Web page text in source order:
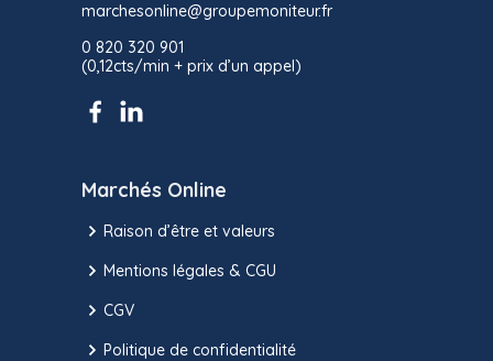
marchesonline@groupemoniteur.fr
0 820 320 901
(0,12cts/min + prix d’un appel)
Marchés Online
Raison d’être et valeurs
Mentions légales & CGU
CGV
Politique de confidentialité